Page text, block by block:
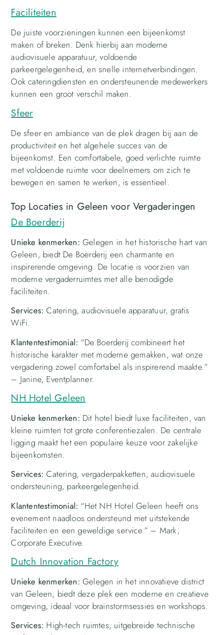
Faciliteiten
De juiste voorzieningen kunnen een bijeenkomst
maken of breken. Denk hierbij aan moderne
audiovisuele apparatuur, voldoende
parkeergelegenheid, en snelle internetverbindingen.
Ook cateringdiensten en ondersteunende medewerkers
kunnen een groot verschil maken.
Sfeer
De sfeer en ambiance van de plek dragen bij aan de
productiviteit en het algehele succes van de
bijeenkomst. Een comfortabele, goed verlichte ruimte
met voldoende ruimte voor deelnemers om zich te
bewegen en samen te werken, is essentieel.
Top Locaties in Geleen voor Vergaderingen
De Boerderij
Unieke kenmerken: Gelegen in het historische hart van
Geleen, biedt De Boerderij een charmante en
inspirerende omgeving. De locatie is voorzien van
moderne vergaderruimtes met alle benodigde
faciliteiten.
Services: Catering, audiovisuele apparatuur, gratis
WiFi.
Klantentestimonial: “De Boerderij combineert het
historische karakter met moderne gemakken, wat onze
vergadering zowel comfortabel als inspirerend maakte.”
– Janine, Eventplanner.
NH Hotel Geleen
Unieke kenmerken: Dit hotel biedt luxe faciliteiten, van
kleine ruimten tot grote conferentiezalen. De centrale
ligging maakt het een populaire keuze voor zakelijke
bijeenkomsten.
Services: Catering, vergaderpakketten, audiovisuele
ondersteuning, parkeergelegenheid.
Klantentestimonial: “Het NH Hotel Geleen heeft ons
evenement naadloos ondersteund met uitstekende
faciliteiten en een geweldige service.” – Mark,
Corporate Executive.
Dutch Innovation Factory
Unieke kenmerken: Gelegen in het innovatieve district
van Geleen, biedt deze plek een moderne en creatieve
omgeving, ideaal voor brainstormsessies en workshops.
Services: High-tech ruimtes, uitgebreide technische